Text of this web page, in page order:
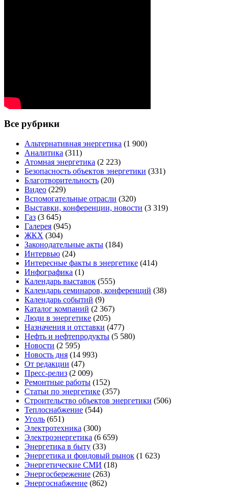
Все рубрики
Альтернативная энергетика (1 900)
Аналитика (311)
Атомная энергетика (2 223)
Безопасность объектов энергетики (331)
Благотворительность (20)
Видео (229)
Вспомогательные отрасли (320)
Выставки, конференции, новости (3 319)
Газ (3 645)
Галерея (945)
ЖКХ (304)
Законодательные акты (184)
Интервью (24)
Интересные факты в энергетике (414)
Инфографика (1)
Календарь выставок (555)
Календарь семинаров, конференций (38)
Календарь событий (9)
Каталог компаний (2 367)
Люди в энергетике (205)
Назначения и отставки (477)
Нефть и нефтепродукты (5 580)
Новости (2 595)
Новость дня (14 993)
От редакции (47)
Пресс-релиз (2 009)
Ремонтные работы (152)
Статьи по энергетике (357)
Строительство объектов энергетики (506)
Теплоснабжение (544)
Уголь (651)
Электротехника (300)
Электроэнергетика (6 659)
Энергетика в быту (33)
Энергетика и фондовый рынок (1 623)
Энергетические СМИ (18)
Энергосбережение (263)
Энергоснабжение (862)